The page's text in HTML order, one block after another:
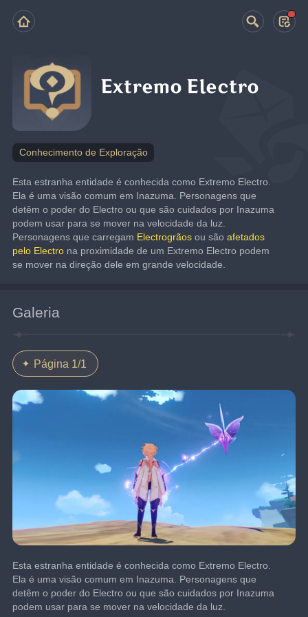
Extremo Electro
Conhecimento de Exploração
Esta estranha entidade é conhecida como Extremo Electro.
Ela é uma visão comum em Inazuma. Personagens que
detêm o poder do Electro ou que são cuidados por Inazuma
podem usar para se mover na velocidade da luz.
Personagens que carregam Electrogrãos ou são afetados
pelo Electro na proximidade de um Extremo Electro podem
se mover na direção dele em grande velocidade.
Galeria
Página 1/1
Esta estranha entidade é conhecida como Extremo Electro.
Ela é uma visão comum em Inazuma. Personagens que
detêm o poder do Electro ou que são cuidados por Inazuma
podem usar para se mover na velocidade da luz.